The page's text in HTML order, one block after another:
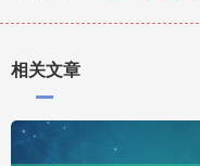
相关文章